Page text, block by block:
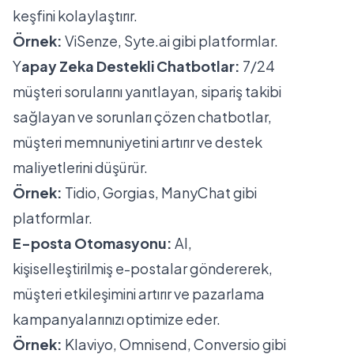
keşfini kolaylaştırır.
Örnek: ViSenze, Syte.ai gibi platformlar.
Yapay Zeka Destekli Chatbotlar: 7/24
müşteri sorularını yanıtlayan, sipariş takibi
sağlayan ve sorunları çözen chatbotlar,
müşteri memnuniyetini artırır ve destek
maliyetlerini düşürür.
Örnek: Tidio, Gorgias, ManyChat gibi
platformlar.
E-posta Otomasyonu: AI,
kişiselleştirilmiş e-postalar göndererek,
müşteri etkileşimini artırır ve pazarlama
kampanyalarınızı optimize eder.
Örnek: Klaviyo, Omnisend, Conversio gibi